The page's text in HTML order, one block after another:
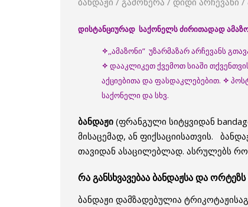
დისტანციურად საქონელსძირითადად
✧,,ამაზონი” უზარმაზარ არჩევანს
✧ დააკლიკეთ ქვემოთ სიაში
აქციებითა და ფასდაკლებებით. ✧
საქონელი და სხვ.
ბანდაჟი (ფრანგული სიტყვიდან
მისაცემად, ან ფიქსაციისათვის.
თავიდან ასაცილებლად. ასრულებს
რა განსხვავებაა ბანდაჟსა და
ბანდაჟი დამზადებულია